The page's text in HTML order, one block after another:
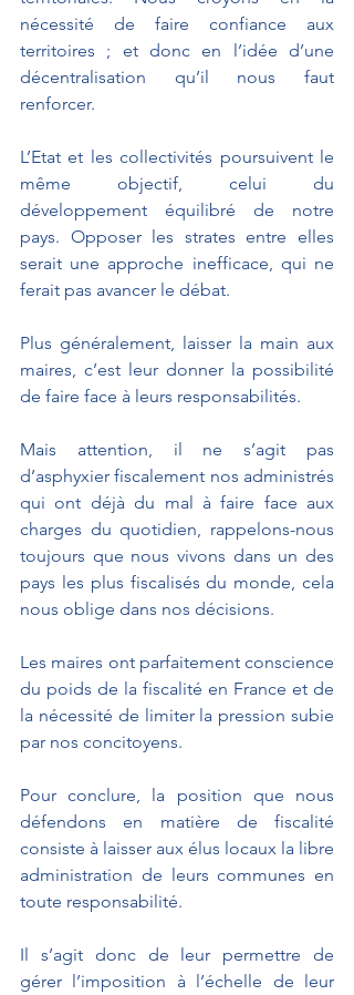
nécessité de faire confiance aux
territoires ; et donc en l’idée d’une
décentralisation qu’il nous faut
renforcer.
L’Etat et les collectivités poursuivent le
même objectif, celui du
développement équilibré de notre
pays. Opposer les strates entre elles
serait une approche inefficace, qui ne
ferait pas avancer le débat.
Plus généralement, laisser la main aux
maires, c’est leur donner la possibilité
de faire face à leurs responsabilités.
Mais attention, il ne s’agit pas
d’asphyxier fiscalement nos administrés
qui ont déjà du mal à faire face aux
charges du quotidien, rappelons-nous
toujours que nous vivons dans un des
pays les plus fiscalisés du monde, cela
nous oblige dans nos décisions.
Les maires ont parfaitement conscience
du poids de la fiscalité en France et de
la nécessité de limiter la pression subie
par nos concitoyens.
Pour conclure, la position que nous
défendons en matière de fiscalité
consiste à laisser aux élus locaux la libre
administration de leurs communes en
toute responsabilité.
Il s’agit donc de leur permettre de
gérer l’imposition à l’échelle de leur